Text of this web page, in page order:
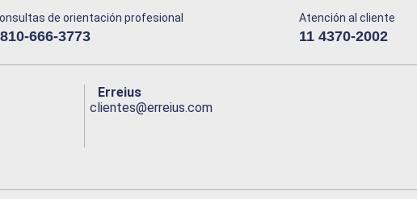
de orientación profesional
666-3773
Atención al cliente
11 4370-2002
Erreius
clientes@erreius.com